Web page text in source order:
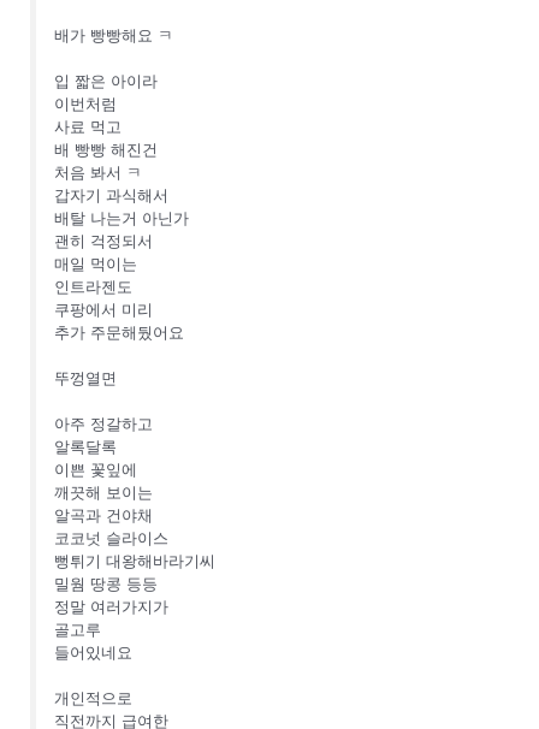
배가 빵빵해요 ㅋ
입 짧은 아이라
이번처럼
사료 먹고
배 빵빵 해진건
처음 봐서 ㅋ
갑자기 과식해서
배탈 나는거 아닌가
괜히 걱정되서
매일 먹이는
인트라젠도
쿠팡에서 미리
추가 주문해뒀어요
뚜껑열면
아주 정갈하고
알록달록
이쁜 꽃잎에
깨끗해 보이는
알곡과 건야채
코코넛 슬라이스
뻥튀기 대왕해바라기씨
밀웜 땅콩 등등
정말 여러가지가
골고루
들어있네요
개인적으로
직전까지 급여한